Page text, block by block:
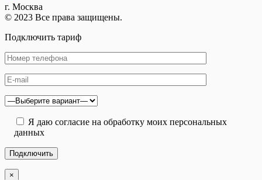
г. Москва
© 2023 Все права защищены.
Подключить тариф
Я даю согласие на обработку моих персональных
данных
×